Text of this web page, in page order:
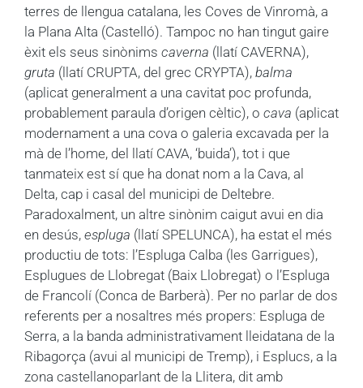
terres de llengua catalana, les Coves de Vinromà, a
la Plana Alta (Castelló). Tampoc no han tingut gaire
èxit els seus sinònims caverna (llatí CAVERNA),
gruta (llatí CRUPTA, del grec CRYPTA), balma
(aplicat generalment a una cavitat poc profunda,
probablement paraula d’origen cèltic), o cava (aplicat
modernament a una cova o galeria excavada per la
mà de l’home, del llatí CAVA, ‘buida’), tot i que
tanmateix est sí que ha donat nom a la Cava, al
Delta, cap i casal del municipi de Deltebre.
Paradoxalment, un altre sinònim caigut avui en dia
en desús, espluga (llatí SPELUNCA), ha estat el més
productiu de tots: l’Espluga Calba (les Garrigues),
Esplugues de Llobregat (Baix Llobregat) o l’Espluga
de Francolí (Conca de Barberà). Per no parlar de dos
referents per a nosaltres més propers: Espluga de
Serra, a la banda administrativament lleidatana de la
Ribagorça (avui al municipi de Tremp), i Esplucs, a la
zona castellanoparlant de la Llitera, dit amb